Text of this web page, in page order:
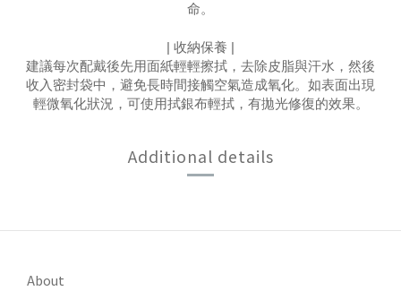
命。
| 收納保養 |
建議每次配戴後​​先用面紙輕輕擦拭，去除皮脂與汗水​，然後
收入密封袋中，避免長時間接觸空氣造成氧化。如表面出現
輕微氧化狀況，可使用拭銀布輕拭​​，有拋光修復的效果。
Additional details
About